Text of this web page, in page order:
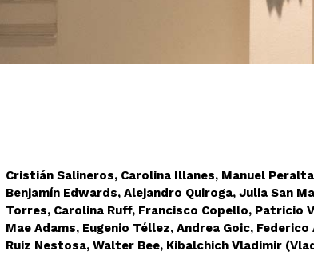
Cristián Salineros, Carolina Illanes, Manuel
Benjamín Edwards, Alejandro Quiroga, Julia San
Torres, Carolina Ruff, Francisco Copello, Patricio
Mae Adams, Eugenio Téllez, Andrea Goic,
Ruiz Nestosa, Walter Bee, Kibalchich Vladimir